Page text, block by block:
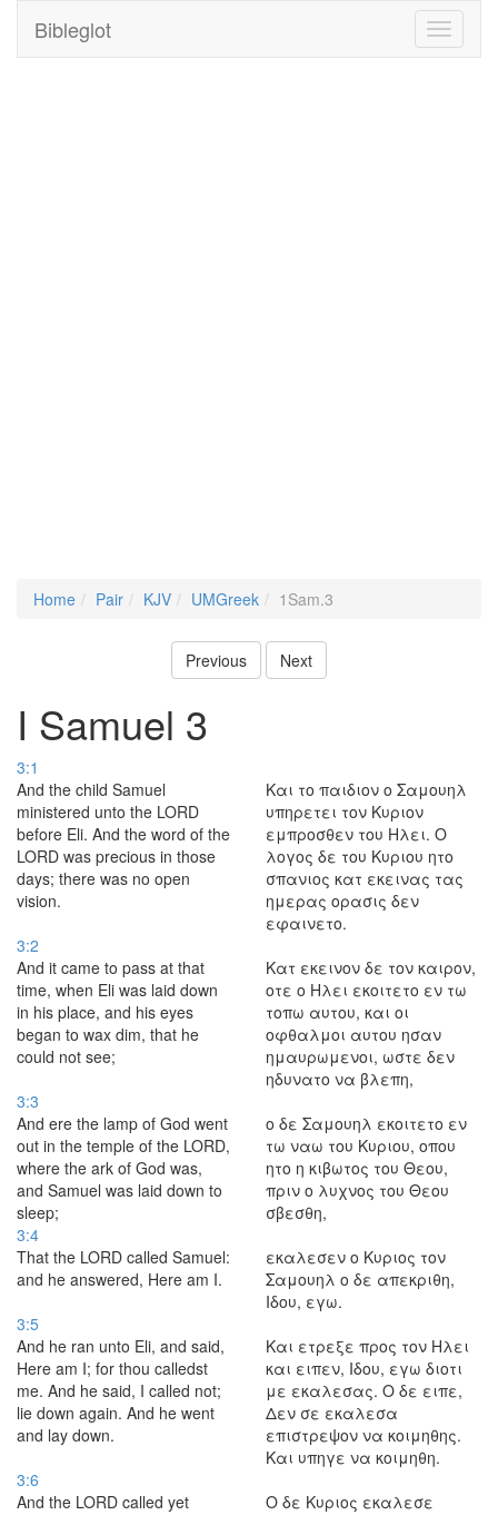
Toggle
Bibleglot
Home Pair KJV UMGreek 1Sam.3
Previous Next
I Samuel 3
3:1
And the child Samuel
ministered unto the LORD
before Eli. And the word of the
LORD was precious in those
days; there was no open
vision.
Και το παιδιον ο Σαμουηλ
υπηρετει τον Κυριον
εμπροσθεν του Ηλει. Ο
λογος δε του Κυριου ητο
σπανιος κατ εκεινας τας
ημερας ορασις δεν
εφαινετο.
3:2
And it came to pass at that
time, when Eli was laid down
in his place, and his eyes
began to wax dim, that he
could not see;
Κατ εκεινον δε τον καιρον,
οτε ο Ηλει εκοιτετο εν τω
τοπω αυτου, και οι
οφθαλμοι αυτου ησαν
ημαυρωμενοι, ωστε δεν
ηδυνατο να βλεπη,
3:3
And ere the lamp of God went
out in the temple of the LORD,
where the ark of God was,
and Samuel was laid down to
sleep;
ο δε Σαμουηλ εκοιτετο εν
τω ναω του Κυριου, οπου
ητο η κιβωτος του Θεου,
πριν ο λυχνος του Θεου
σβεσθη,
3:4
That the LORD called Samuel:
and he answered, Here am I.
εκαλεσεν ο Κυριος τον
Σαμουηλ ο δε απεκριθη,
Ιδου, εγω.
3:5
And he ran unto Eli, and said,
Here am I; for thou calledst
me. And he said, I called not;
lie down again. And he went
and lay down.
Και ετρεξε προς τον Ηλει
και ειπεν, Ιδου, εγω διοτι
με εκαλεσας. Ο δε ειπε,
Δεν σε εκαλεσα
επιστρεψον να κοιμηθης.
Και υπηγε να κοιμηθη.
3:6
And the LORD called yet
Ο δε Κυριος εκαλεσε